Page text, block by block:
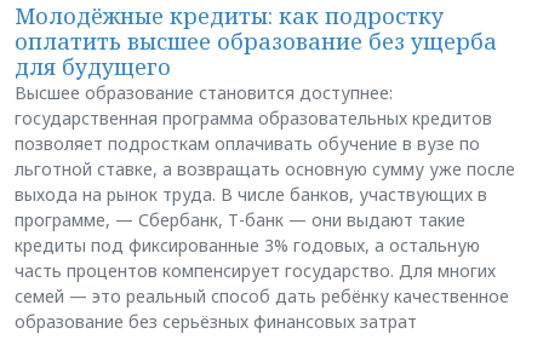
Молодёжные кредиты: как подростку
оплатить высшее образование без ущерба
для будущего
Высшее образование становится доступнее:
государственная программа образовательных кредитов
позволяет подросткам оплачивать обучение в вузе по
льготной ставке, а возвращать основную сумму уже после
выхода на рынок труда. В числе банков, участвующих в
программе, — Сбербанк, Т-банк — они выдают такие
кредиты под фиксированные 3% годовых, а остальную
часть процентов компенсирует государство. Для многих
семей — это реальный способ дать ребёнку качественное
образование без серьёзных финансовых затрат